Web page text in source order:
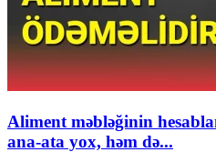
Aliment məbləğinin
ana-ata yox, həm də...